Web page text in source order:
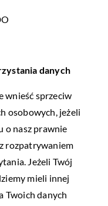
danych
wnieść sprzeciw
osobowych, jeżeli
o nasz prawnie
rozpatrywaniem
Jeżeli Twój
mieli innej
Twoich danych